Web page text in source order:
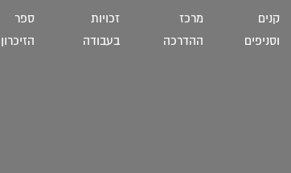
קנים
וסניפים
מרכז
ההדרכה
זכויות
בעבודה
ספר
הזיכרון